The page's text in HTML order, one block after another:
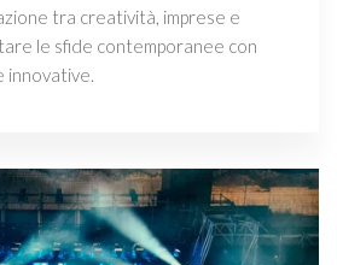
tra creatività, imprese e
le sfide contemporanee con
innovative.